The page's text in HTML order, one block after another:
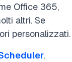
Office 365,
altri. Se
personalizzati.
.